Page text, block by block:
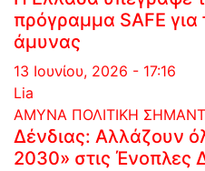
πρόγραμμα SAFE για
άμυνας
13 Ιουνίου, 2026 - 17:16
Lia
ΑΜΥΝΑ ΠΟΛΙΤΙΚΗ
Δένδιας: Αλλάζουν
2030» στις Ένοπλες